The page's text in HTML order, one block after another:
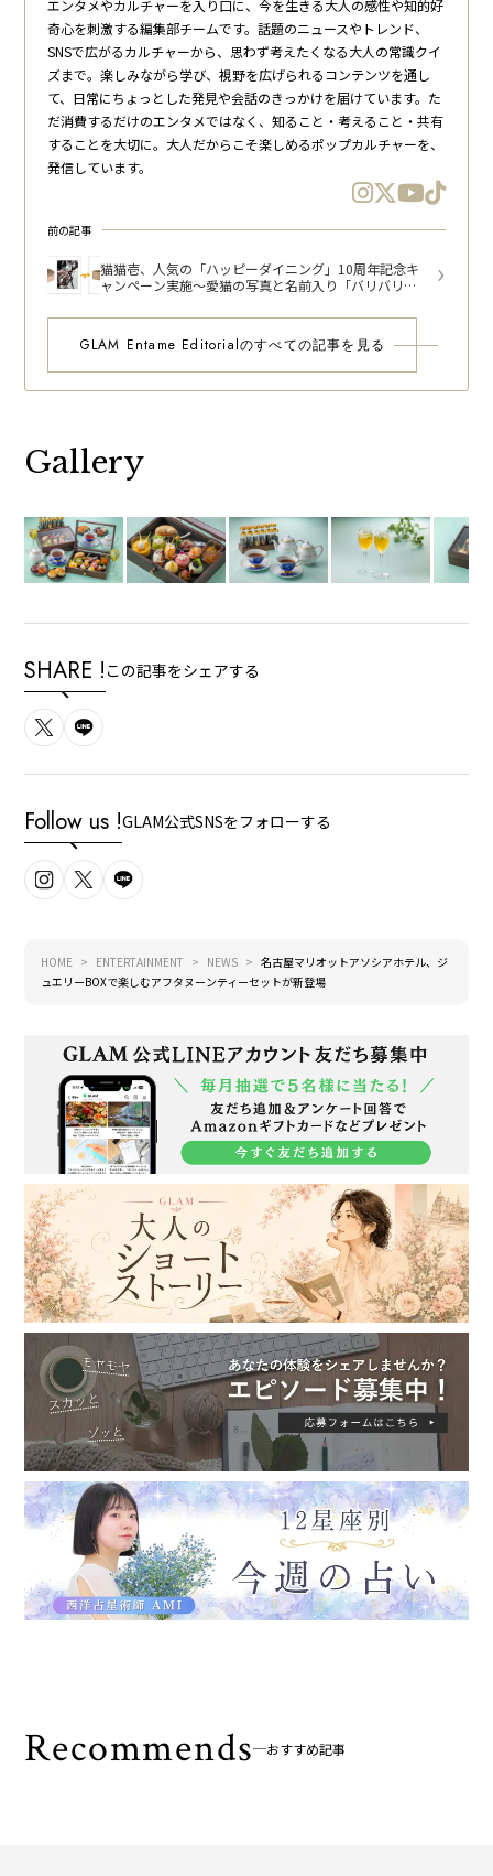
エンタメやカルチャーを入り口に、今を生きる大人の感性や知的好
奇心を刺激する編集部チームです。話題のニュースやトレンド、
SNSで広がるカルチャーから、思わず考えたくなる大人の常識クイ
ズまで。楽しみながら学び、視野を広げられるコンテンツを通し
て、日常にちょっとした発見や会話のきっかけを届けています。た
だ消費するだけのエンタメではなく、知ること・考えること・共有
することを大切に。大人だからこそ楽しめるポップカルチャーを、
発信しています。
前の記事
猫猫壱、人気の「ハッピーダイニング」10周年記念キ
ャンペーン実施～愛猫の写真と名前入り「バリバリボ
GLAM Entame Editorialのすべての記事を見る
Gallery
SHARE ! この記事をシェアする
Follow us !GLAM公式SNSをフォローする
HOME ENTERTAINMENT NEWS
名古屋マリオットアソシアホテル、ジ
ュエリーBOXで楽しむアフタヌーンティーセットが新登場
Recommends おすすめ記事